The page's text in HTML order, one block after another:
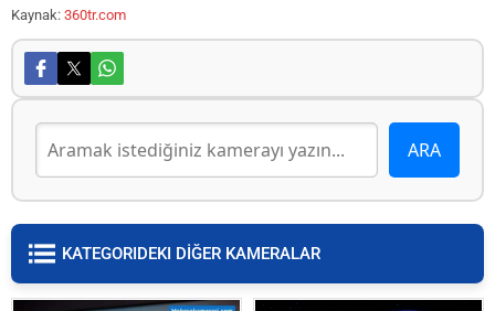
Kaynak: 360tr.com
KATEGORIDEKI DİĞER KAMERALAR